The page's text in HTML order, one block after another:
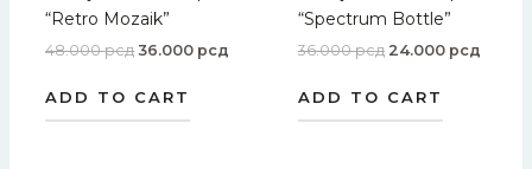
“Retro Mozaik”
48.000рсд 36.000 рсд
ADD TO CART
“Spectrum Bottle”
36.000рсд 24.000 рсд
ADD TO CART